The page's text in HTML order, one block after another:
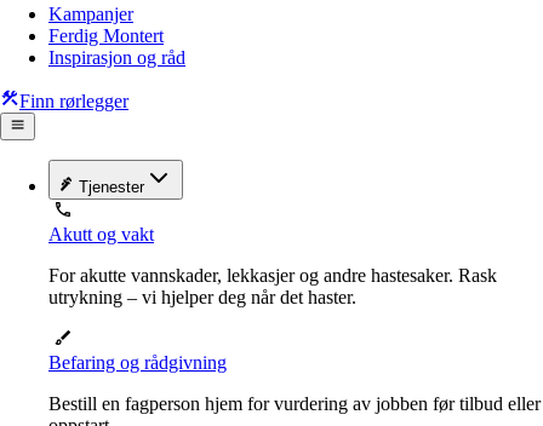
Kampanjer
Ferdig Montert
Inspirasjon og råd
Finn rørlegger
Tjenester
Akutt og vakt
For akutte vannskader, lekkasjer og andre hastesaker. Rask
utrykning – vi hjelper deg når det haster.
Befaring og rådgivning
Bestill en fagperson hjem for vurdering av jobben før tilbud eller